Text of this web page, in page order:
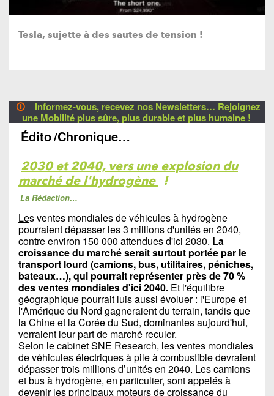
Tesla, sujette à des sautes de tension !
🛈
Informez-vous, recevez nos Newsletters… Rejoignez
une Mobilité plus sûre, plus durable et plus humaine !
Édito/Chronique…
2030 et 2040, vers une explosion du
marché de l'hydrogène !
La Rédaction…
Les ventes mondiales de véhicules à hydrogène
pourraient dépasser les 3 millions d'unités en 2040,
contre environ 150 000 attendues d'ici 2030. La
croissance du marché serait surtout portée par le
transport lourd (camions, bus, utilitaires, péniches,
bateaux…), qui pourrait représenter près de 70 %
des ventes mondiales d'ici 2040. Et l'équilibre
géographique pourrait luis aussi évoluer : l'Europe et
l'Amérique du Nord gagneraient du terrain, tandis que
la Chine et la Corée du Sud, dominantes aujourd'hui,
verraient leur part de marché reculer.
Selon le cabinet SNE Research, les ventes mondiales
de véhicules électriques à pile à combustible devraient
dépasser trois millions d’unités en 2040. Les camions
et bus à hydrogène, en particulier, sont appelés à
devenir les principaux moteurs de croissance du